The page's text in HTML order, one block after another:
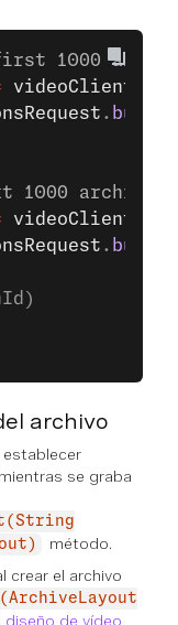
1000
videoClient
.
archives
videoClient
.
archivo
establecer
se graba
método.
crear el archivo
diseño de vídeo